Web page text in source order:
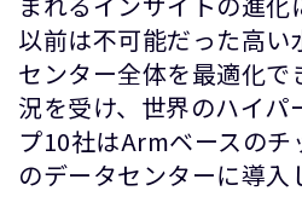
以前は不可能だった高い
センター全体を最適化で
況を受け、世界のハイパ
プ10社はArmベースの
のデータセンターに導入